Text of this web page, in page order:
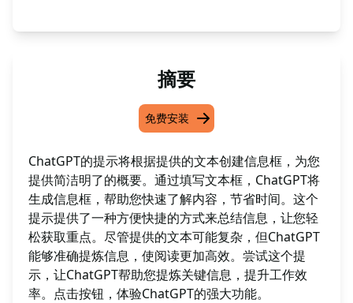
摘要
免费安装
ChatGPT的提示将根据提供的文本创建信息框，为您
提供简洁明了的概要。通过填写文本框，ChatGPT将
生成信息框，帮助您快速了解内容，节省时间。这个
提示提供了一种方便快捷的方式来总结信息，让您轻
松获取重点。尽管提供的文本可能复杂，但ChatGPT
能够准确提炼信息，使阅读更加高效。尝试这个提
示，让ChatGPT帮助您提炼关键信息，提升工作效
率。点击按钮，体验ChatGPT的强大功能。